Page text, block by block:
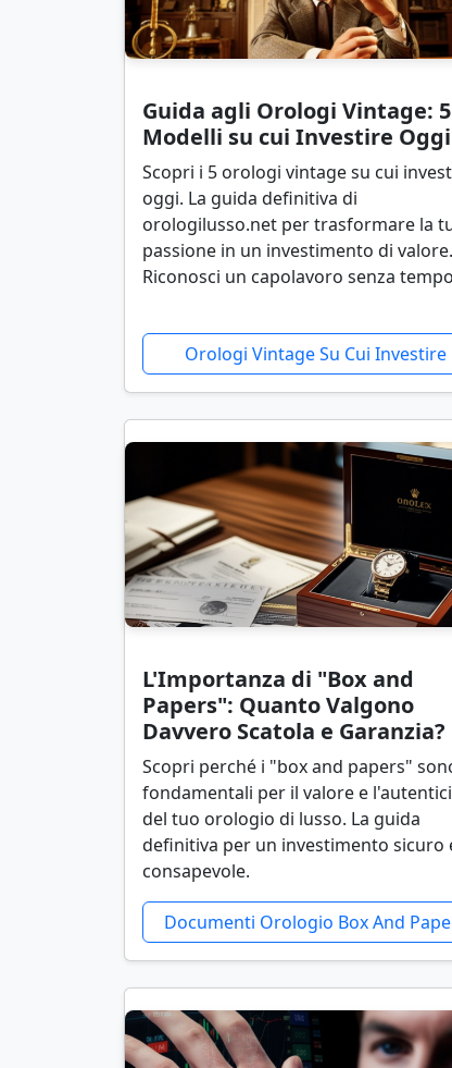
Guida agli Orologi Vintage: 5
Modelli su cui Investire Oggi
Scopri i 5 orologi vintage su cui
oggi. La guida definitiva di
orologilusso.net per trasformare la
passione in un investimento di valore.
Riconosci un capolavoro senza
Orologi Vintage Su Cui Investire
L'Importanza di "Box and
Papers": Quanto Valgono
Davvero Scatola e Garanzia?
Scopri perché i "box and papers"
fondamentali per il valore e
del tuo orologio di lusso. La guida
definitiva per un investimento sicuro
consapevole.
Documenti Orologio Box And